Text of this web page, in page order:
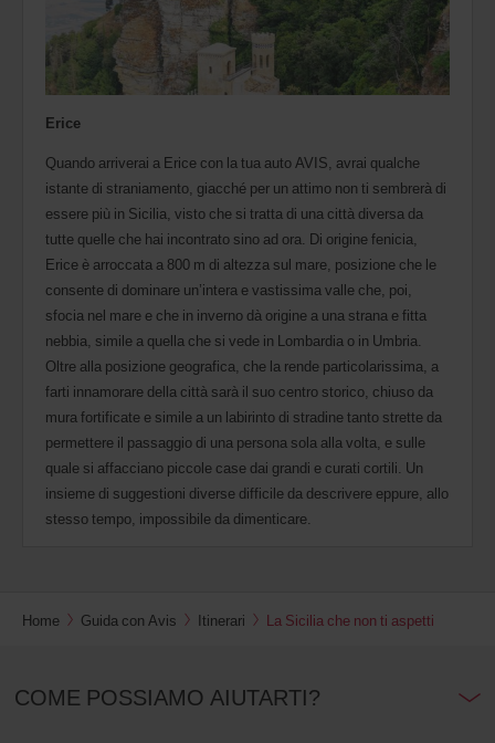
Erice
Quando arriverai a Erice con la tua auto AVIS, avrai qualche
istante di straniamento, giacché per un attimo non ti sembrerà di
essere più in Sicilia, visto che si tratta di una città diversa da
tutte quelle che hai incontrato sino ad ora. Di origine fenicia,
Erice è arroccata a 800 m di altezza sul mare, posizione che le
consente di dominare un’intera e vastissima valle che, poi,
sfocia nel mare e che in inverno dà origine a una strana e fitta
nebbia, simile a quella che si vede in Lombardia o in Umbria.
Oltre alla posizione geografica, che la rende particolarissima, a
farti innamorare della città sarà il suo centro storico, chiuso da
mura fortificate e simile a un labirinto di stradine tanto strette da
permettere il passaggio di una persona sola alla volta, e sulle
quale si affacciano piccole case dai grandi e curati cortili. Un
insieme di suggestioni diverse difficile da descrivere eppure, allo
stesso tempo, impossibile da dimenticare.
Home Guida con Avis Itinerari La Sicilia che non ti aspetti
COME POSSIAMO AIUTARTI?